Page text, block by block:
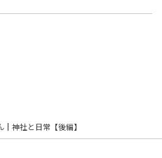
┃神社と日常【後編】